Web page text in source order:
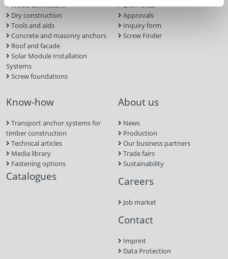
Wood connectors
Dry construction
Tools and aids
Concrete and masonry anchors
Roof and facade
Solar Module Installation
Systems
Screw foundations
BIM Portal
Approvals
Inquiry form
Screw Finder
Know-how
Transport anchor systems for
timber construction
Technical articles
Media library
Fastening options
Catalogues
About us
News
Production
Our business partners
Trade fairs
Sustainability
Careers
Job market
Contact
Imprint
Data Protection